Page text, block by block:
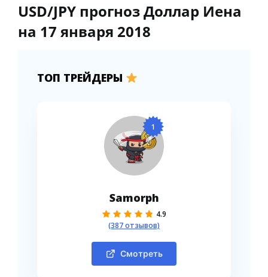
USD/JPY прогноз Доллар Иена
на 17 января 2018
ТОП ТРЕЙДЕРЫ
1
Samorph
4.9
(387 отзывов)
Смотреть